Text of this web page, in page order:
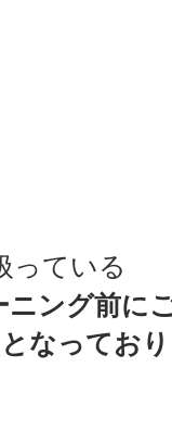
っている
ニング前に
なっており